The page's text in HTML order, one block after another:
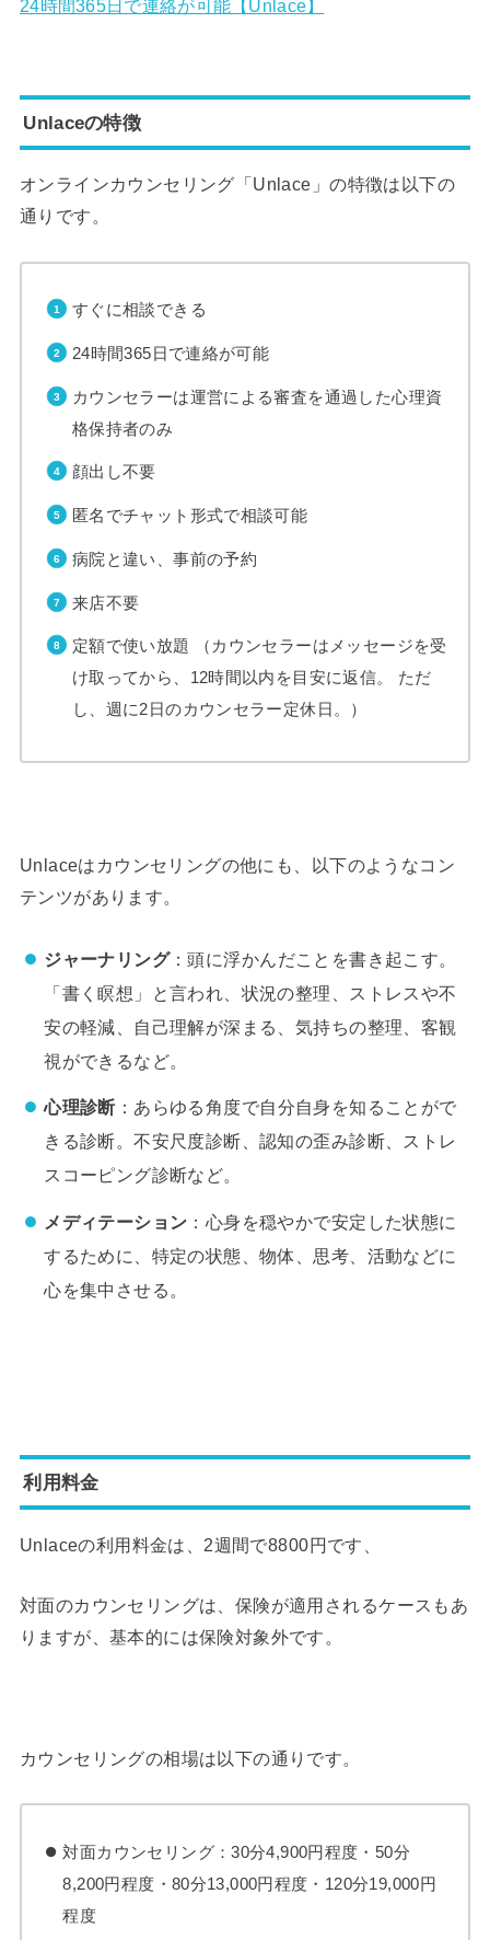
24時間365日で連絡が可能【Unlace】
Unlaceの特徴
オンラインカウンセリング「Unlace」の特徴は以下の
通りです。
すぐに相談できる
24時間365日で連絡が可能
カウンセラーは運営による審査を通過した心理資
格保持者のみ
顔出し不要
匿名でチャット形式で相談可能
病院と違い、事前の予約
来店不要
定額で使い放題 （カウンセラーはメッセージを受
け取ってから、12時間以内を目安に返信。 ただ
し、週に2日のカウンセラー定休日。）
Unlaceはカウンセリングの他にも、以下のようなコン
テンツがあります。
ジャーナリング：頭に浮かんだことを書き起こす。
「書く瞑想」と言われ、状況の整理、ストレスや不
安の軽減、自己理解が深まる、気持ちの整理、客観
視ができるなど。
心理診断 ：あらゆる角度で自分自身を知ることがで
きる診断。不安尺度診断、認知の歪み診断、ストレ
スコーピング診断など。
メディテーション ：心身を穏やかで安定した状態に
するために、特定の状態、物体、思考、活動などに
心を集中させる。
利用料金
Unlaceの利用料金は、2週間で8800円です、
対面のカウンセリングは、保険が適用されるケースもあ
りますが、基本的には保険対象外です。
カウンセリングの相場は以下の通りです。
対面カウンセリング：30分4,900円程度・50分
8,200円程度・80分13,000円程度・120分19,000円
程度